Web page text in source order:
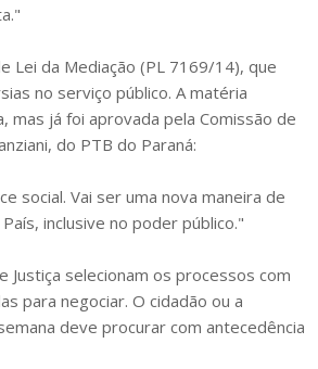
Lei da Mediação (PL 7169/14), que
no serviço público. A matéria
mas já foi aprovada pela Comissão de
do PTB do Paraná:
social. Vai ser uma nova maneira de
inclusive no poder público."
Justiça selecionam os processos com
para negociar. O cidadão ou a
deve procurar com antecedência